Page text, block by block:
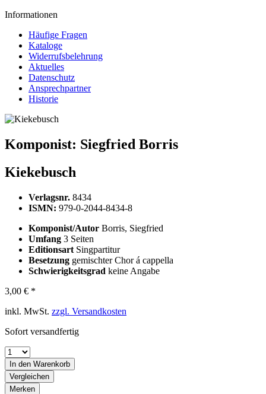
Informationen
Häufige Fragen
Kataloge
Widerrufsbelehrung
Aktuelles
Datenschutz
Ansprechpartner
Historie
Komponist: Siegfried Borris
Kiekebusch
Verlagsnr. 8434
ISMN: 979-0-2044-8434-8
Komponist/Autor Borris, Siegfried
Umfang 3 Seiten
Editionsart Singpartitur
Besetzung gemischter Chor á cappella
Schwierigkeitsgrad keine Angabe
3,00 € *
inkl. MwSt. zzgl. Versandkosten
Sofort versandfertig
In den Warenkorb
Vergleichen
Merken